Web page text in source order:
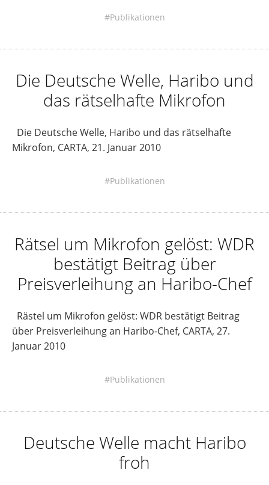
Publikationen
Die Deutsche Welle, Haribo und
das rätselhafte Mikrofon
Die Deutsche Welle, Haribo und das rätselhafte
Mikrofon, CARTA, 21. Januar 2010
Publikationen
Rätsel um Mikrofon gelöst: WDR
bestätigt Beitrag über
Preisverleihung an Haribo-Chef
Rästel um Mikrofon gelöst: WDR bestätigt Beitrag
über Preisverleihung an Haribo-Chef, CARTA, 27.
Januar 2010
Publikationen
Deutsche Welle macht Haribo
froh